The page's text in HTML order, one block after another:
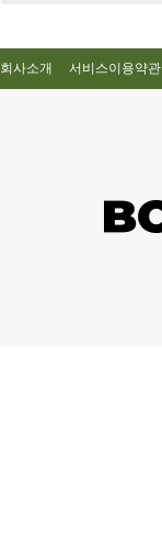
회사소개 서비스이용약관